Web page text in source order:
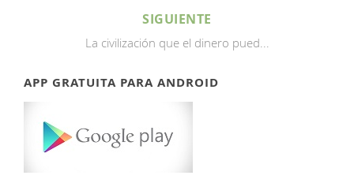
SIGUIENTE
La civilización que el dinero pued...
APP GRATUITA PARA ANDROID